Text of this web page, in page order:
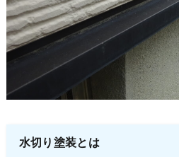
水切り塗装とは